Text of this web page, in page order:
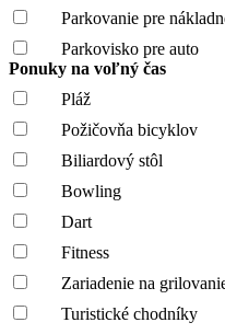
Parkovanie pre
Parkovisko pre auto
Ponuky na voľný čas
Pláž
Požičovňa bicyklov
Biliardový stôl
Bowling
Dart
Fitness
Zariadenie na
Turistické chodníky